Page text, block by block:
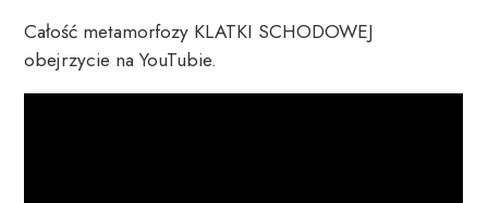
Całość metamorfozy KLATKI SCHODOWEJ
obejrzycie na YouTubie.